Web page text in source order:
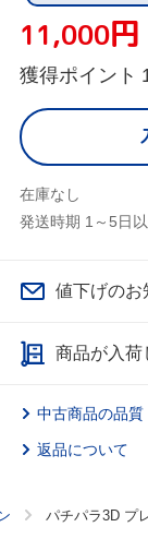
11,000円
獲得ポイント
在庫なし
発送時期 1～5日
値下げのお
商品が入荷
中古商品の品
返品について
パチパラ3D プ